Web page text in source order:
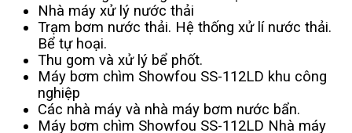
Nhà máy xử lý nước thải
Trạm bơm nước thải. Hệ thống xử lí nước thải.
Bể tự hoại.
Thu gom và xử lý bể phốt.
Máy bơm chìm Showfou SS-112LD khu công
nghiệp
Các nhà máy và nhà máy bơm nước bẩn.
Máy bơm chìm Showfou SS-112LD Nhà máy